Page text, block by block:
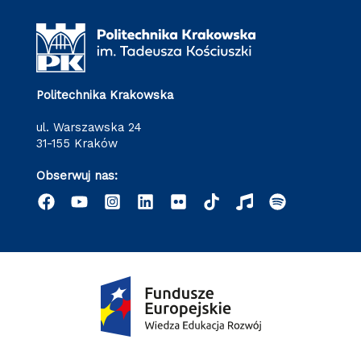
Politechnika Krakowska
ul. Warszawska 24
31-155 Kraków
Obserwuj nas: